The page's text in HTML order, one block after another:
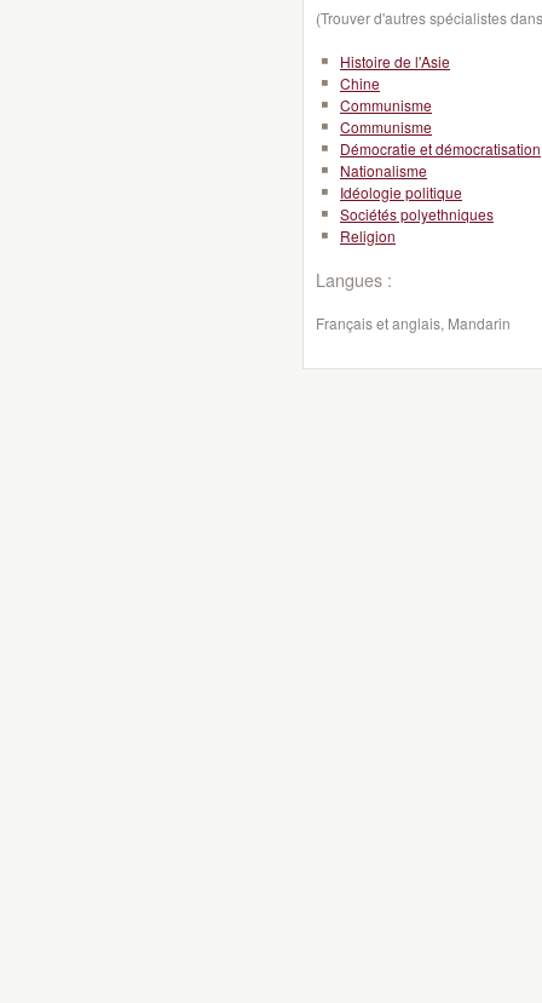
(Trouver d'autres spécialistes
Histoire de l'Asie
Chine
Communisme
Communisme
Démocratie et démocratisation
Nationalisme
Idéologie politique
Sociétés polyethniques
Religion
Langues :
Français et anglais, Mandarin